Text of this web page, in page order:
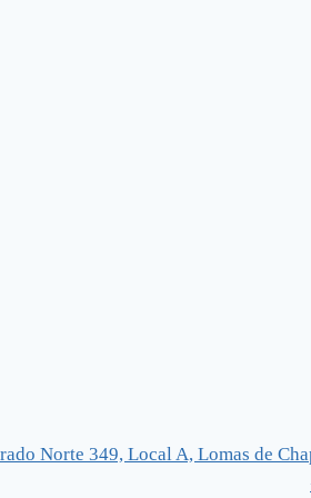
Norte 349, Local A, Lomas de